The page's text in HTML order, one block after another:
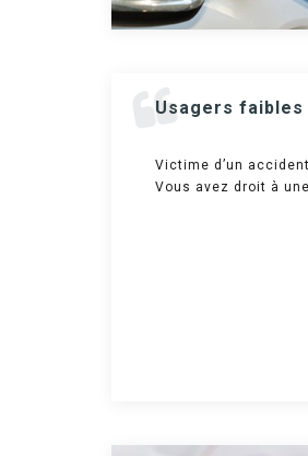
Usagers faibles
Victime d’un
Vous avez droit à une